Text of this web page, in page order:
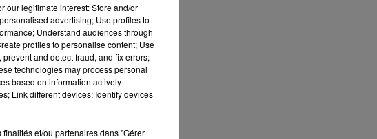
our legitimate interest: Store and/or
advertising; Use profiles to
Understand audiences through
profiles to personalise content; Use
and detect fraud, and fix errors;
technologies may process personal
based on information actively
Link different devices; Identify devices
et/ou partenaires dans "Gérer